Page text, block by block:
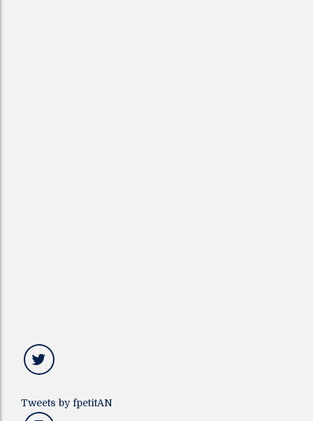
Tweets by fpetitAN